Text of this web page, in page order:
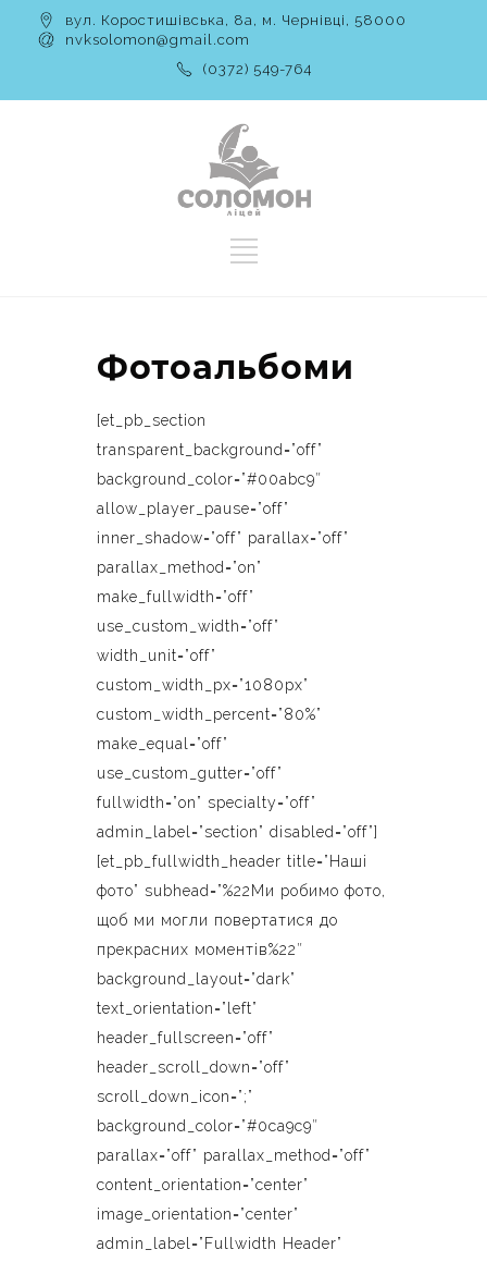
вул. Коростишівська, 8а, м. Чернівці, 58000
nvksolomon@gmail.com
(0372) 549-764
Фотоальбоми
[et_pb_section
transparent_background=”off”
background_color=”#00abc9″
allow_player_pause=”off”
inner_shadow=”off” parallax=”off”
parallax_method=”on”
make_fullwidth=”off”
use_custom_width=”off”
width_unit=”off”
custom_width_px=”1080px”
custom_width_percent=”80%”
make_equal=”off”
use_custom_gutter=”off”
fullwidth=”on” specialty=”off”
admin_label=”section” disabled=”off”]
[et_pb_fullwidth_header title=”Наші
фото” subhead=”%22Ми робимо фото,
щоб ми могли повертатися до
прекрасних моментів%22″
background_layout=”dark”
text_orientation=”left”
header_fullscreen=”off”
header_scroll_down=”off”
scroll_down_icon=”;”
background_color=”#0ca9c9″
parallax=”off” parallax_method=”off”
content_orientation=”center”
image_orientation=”center”
admin_label=”Fullwidth Header”